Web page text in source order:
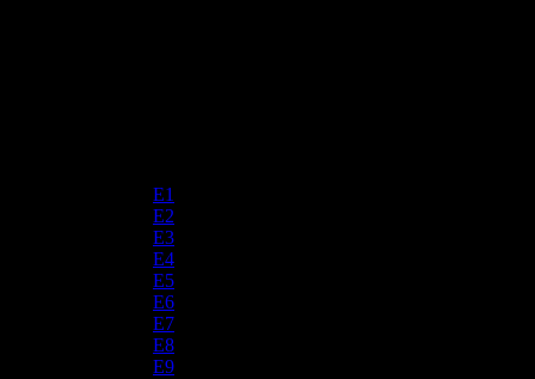
E1
E2
E3
E4
E5
E6
E7
E8
E9